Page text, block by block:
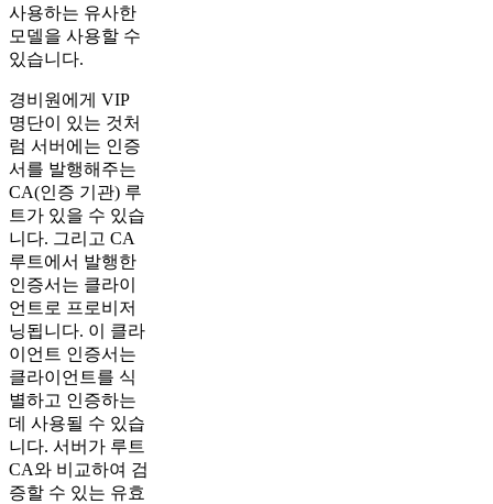
사용하는 유사한
모델을 사용할 수
있습니다.
경비원에게 VIP
명단이 있는 것처
럼 서버에는 인증
서를 발행해주는
CA(인증 기관) 루
트가 있을 수 있습
니다. 그리고 CA
루트에서 발행한
인증서는 클라이
언트로 프로비저
닝됩니다. 이 클라
이언트 인증서는
클라이언트를 식
별하고 인증하는
데 사용될 수 있습
니다. 서버가 루트
CA와 비교하여 검
증할 수 있는 유효